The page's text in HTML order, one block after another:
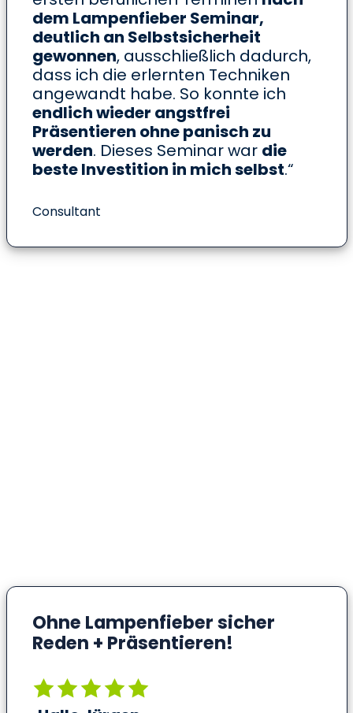
dem Lampenfieber Seminar,
deutlich an Selbstsicherheit
gewonnen, ausschließlich dadurch,
dass ich die erlernten Techniken
angewandt habe. So konnte ich
endlich wieder angstfrei
Präsentieren ohne panisch zu
werden. Dieses Seminar war die
beste Investition in mich selbst.“
Consultant
Ohne Lampenfieber sicher
Reden + Präsentieren!